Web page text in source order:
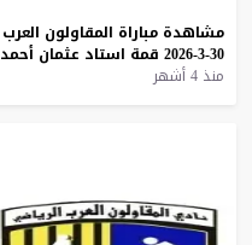
مشاهدة مباراة المقاولون العرب
30-3-2026
قمة استاد عثمان أحمد
منذ 4 أشهر